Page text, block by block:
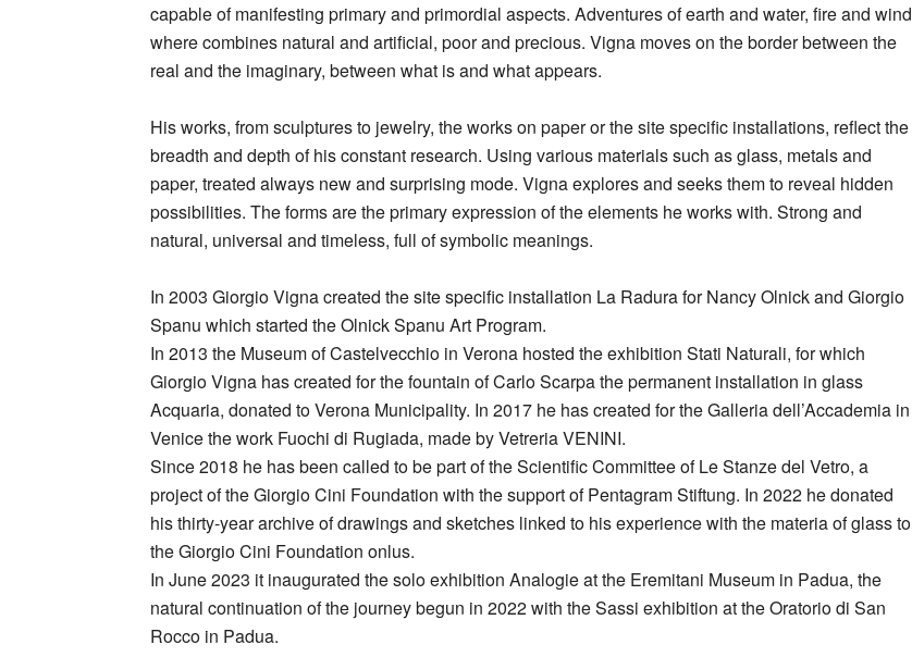
capable of manifesting primary and primordial aspects. Adventures of earth and water, fire and wind
where combines natural and artificial, poor and precious. Vigna moves on the border between the
real and the imaginary, between what is and what appears.
His works, from sculptures to jewelry, the works on paper or the site specific installations, reflect the
breadth and depth of his constant research. Using various materials such as glass, metals and
paper, treated always new and surprising mode. Vigna explores and seeks them to reveal hidden
possibilities. The forms are the primary expression of the elements he works with. Strong and
natural, universal and timeless, full of symbolic meanings.
In 2003 Giorgio Vigna created the site specific installation La Radura for Nancy Olnick and Giorgio
Spanu which started the Olnick Spanu Art Program.
In 2013 the Museum of Castelvecchio in Verona hosted the exhibition Stati Naturali, for which
Giorgio Vigna has created for the fountain of Carlo Scarpa the permanent installation in glass
Acquaria, donated to Verona Municipality. In 2017 he has created for the Galleria dell’Accademia in
Venice the work Fuochi di Rugiada, made by Vetreria VENINI.
Since 2018 he has been called to be part of the Scientific Committee of Le Stanze del Vetro, a
project of the Giorgio Cini Foundation with the support of Pentagram Stiftung. In 2022 he donated
his thirty-year archive of drawings and sketches linked to his experience with the materia of glass to
the Giorgio Cini Foundation onlus.
In June 2023 it inaugurated the solo exhibition Analogie at the Eremitani Museum in Padua, the
natural continuation of the journey begun in 2022 with the Sassi exhibition at the Oratorio di San
Rocco in Padua.